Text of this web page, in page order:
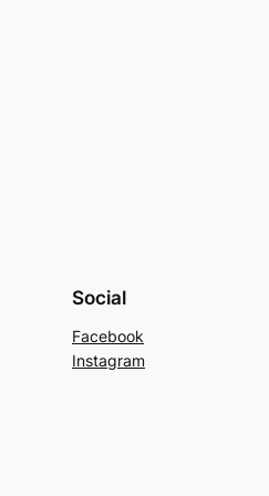
Social
Facebook
Instagram